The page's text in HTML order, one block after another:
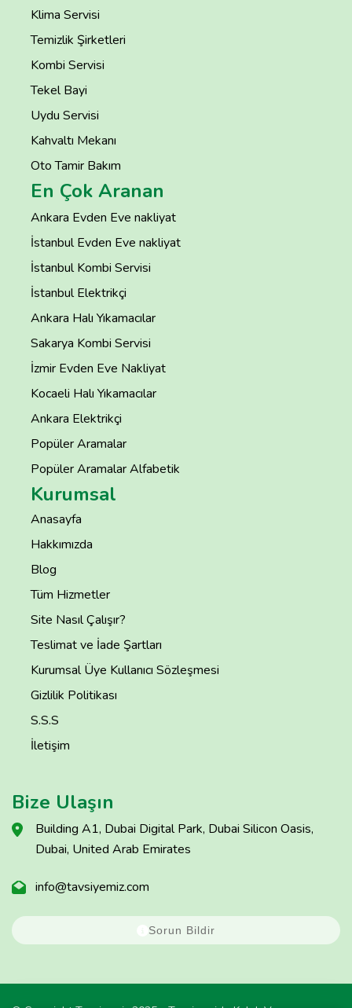
Klima Servisi
Temizlik Şirketleri
Kombi Servisi
Tekel Bayi
Uydu Servisi
Kahvaltı Mekanı
Oto Tamir Bakım
En Çok Aranan
Ankara Evden Eve nakliyat
İstanbul Evden Eve nakliyat
İstanbul Kombi Servisi
İstanbul Elektrikçi
Ankara Halı Yıkamacılar
Sakarya Kombi Servisi
İzmir Evden Eve Nakliyat
Kocaeli Halı Yıkamacılar
Ankara Elektrikçi
Popüler Aramalar
Popüler Aramalar Alfabetik
Kurumsal
Anasayfa
Hakkımızda
Blog
Tüm Hizmetler
Site Nasıl Çalışır?
Teslimat ve İade Şartları
Kurumsal Üye Kullanıcı Sözleşmesi
Gizlilik Politikası
S.S.S
İletişim
Bize Ulaşın
Building A1, Dubai Digital Park, Dubai Silicon Oasis,
Dubai, United Arab Emirates
info@tavsiyemiz.com
Sorun Bildir